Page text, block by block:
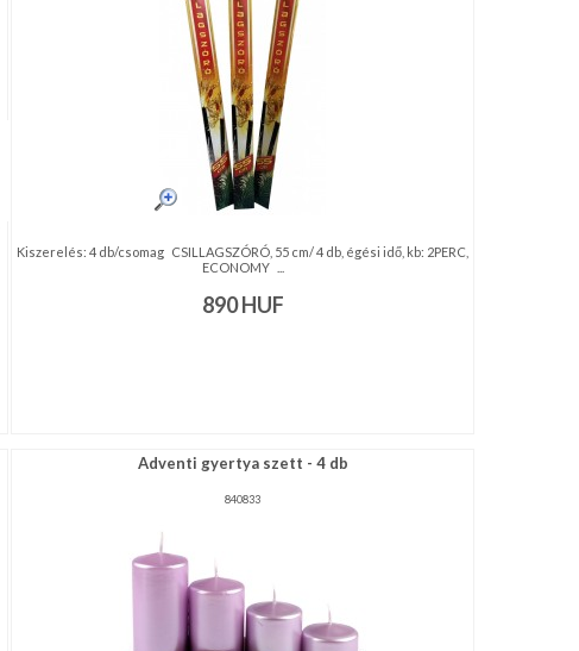
Kiszerelés: 4 db/csomag CSILLAGSZÓRÓ, 55 cm/ 4 db, égési idő, kb: 2PERC,
ECONOMY ...
890HUF
Adventi gyertya szett - 4 db
840833